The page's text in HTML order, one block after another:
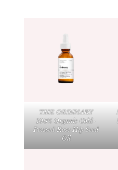
THE ORDINARY
100% Organic Cold-
Pressed Rose Hip Seed
Oil